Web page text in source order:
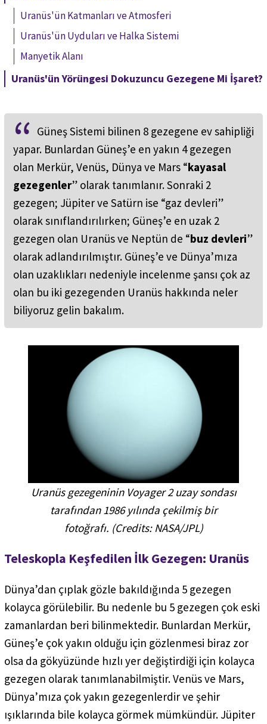
Uranüs'ün Katmanları ve Atmosferi
Uranüs'ün Uyduları ve Halka Sistemi
Manyetik Alanı
Uranüs'ün Yörüngesi Dokuzuncu Gezegene Mi İşaret?
Güneş Sistemi bilinen 8 gezegene ev sahipliği
yapar. Bunlardan Güneş’e en yakın 4 gezegen
olan Merkür, Venüs, Dünya ve Mars “kayasal
gezegenler” olarak tanımlanır. Sonraki 2
gezegen; Jüpiter ve Satürn ise “gaz devleri”
olarak sınıflandırılırken; Güneş’e en uzak 2
gezegen olan Uranüs ve Neptün de “buz devleri”
olarak adlandırılmıştır. Güneş’e ve Dünya’mıza
olan uzaklıkları nedeniyle incelenme şansı çok az
olan bu iki gezegenden Uranüs hakkında neler
biliyoruz gelin bakalım.
Uranüs gezegeninin Voyager 2 uzay sondası
tarafından 1986 yılında çekilmiş bir
fotoğrafı. (Credits: NASA/JPL)
Teleskopla Keşfedilen İlk Gezegen: Uranüs
Dünya’dan çıplak gözle bakıldığında 5 gezegen
kolayca görülebilir. Bu nedenle bu 5 gezegen çok eski
zamanlardan beri bilinmektedir. Bunlardan Merkür,
Güneş’e çok yakın olduğu için gözlenmesi biraz zor
olsa da gökyüzünde hızlı yer değiştirdiği için kolayca
gezegen olarak tanımlanabilmiştir. Venüs ve Mars,
Dünya’mıza çok yakın gezegenlerdir ve şehir
ışıklarında bile kolayca görmek mümkündür. Jüpiter